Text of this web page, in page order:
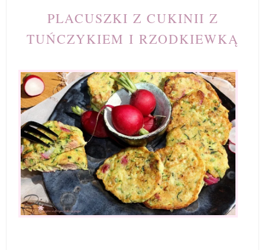
PLACUSZKI Z CUKINII Z
TUŃCZYKIEM I RZODKIEWKĄ